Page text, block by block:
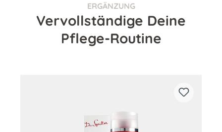
ERGÄNZUNG
Vervollständige Deine
Pflege-Routine